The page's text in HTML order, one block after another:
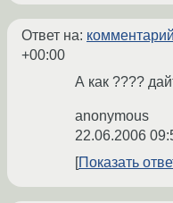
Ответ на: комментарий
+00:00
А как ????
anonymous
22.06.2006
Показать